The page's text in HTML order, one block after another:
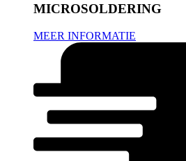
MICROSOLDERING
MEER INFORMATIE